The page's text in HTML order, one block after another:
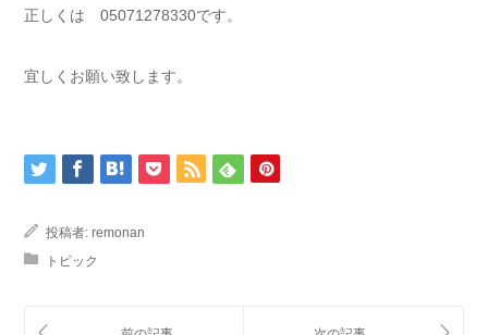
正しくは 05071278330です。
宜しくお願い致します。
投稿者: remonan
トピック